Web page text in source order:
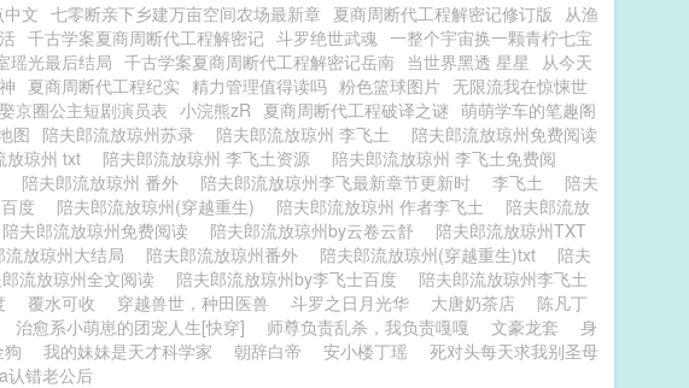
文 七零断亲下乡建万亩空间农场最新章 夏商周断代工程解密记修订版 从渔
千古学案夏商周断代工程解密记 斗罗绝世武魂 一整个宇宙换一颗青柠七宝
瑶光最后结局 千古学案夏商周断代工程解密记岳南 当世界黑透 星星
从今天
夏商周断代工程纪实 精力管理值得读吗 粉色篮球图片 无限流我在惊悚世
京圈公主短剧演员表 小浣熊zR 夏商周断代工程破译之谜 萌萌学车的笔趣阁
图 陪夫郎流放琼州苏录 陪夫郎流放琼州 李飞土
陪夫郎流放琼州免费阅读
放琼州 txt 陪夫郎流放琼州 李飞土资源
陪夫郎流放琼州 李飞土免费阅
陪夫郎流放琼州 番外 陪夫郎流放琼州李飞最新章节更新时 李飞土
陪夫
度 陪夫郎流放琼州(穿越重生) 陪夫郎流放琼州 作者李飞土
陪夫郎流放
陪夫郎流放琼州免费阅读 陪夫郎流放琼州by云卷云舒
陪夫郎流放琼州TXT
流放琼州大结局 陪夫郎流放琼州番外 陪夫郎流放琼州(穿越重生)txt
陪夫
流放琼州全文阅读 陪夫郎流放琼州by李飞士百度
陪夫郎流放琼州李飞土
覆水可收 穿越兽世，种田医兽 斗罗之日月光华 大唐奶茶店
陈凡丁
治愈系小萌崽的团宠人生[快穿] 师尊负责乱杀，我负责嘎嘎 文豪龙套
身
我的妹妹是天才科学家 朝辞白帝 安小楼丁瑶
死对头每天求我别圣母
认错老公后